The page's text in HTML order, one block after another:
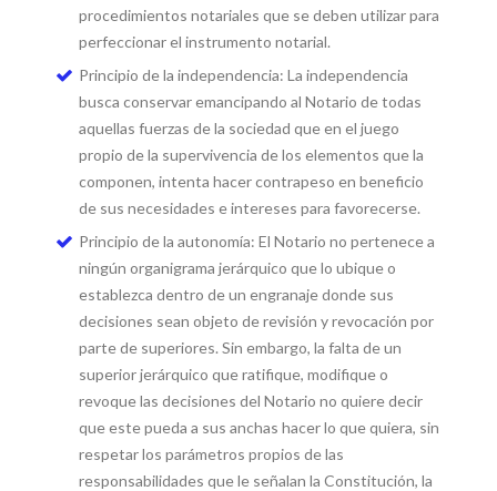
procedimientos notariales que se deben utilizar para
perfeccionar el instrumento notarial.
Principio de la independencia: La independencia
busca conservar emancipando al Notario de todas
aquellas fuerzas de la sociedad que en el juego
propio de la supervivencia de los elementos que la
componen, intenta hacer contrapeso en beneficio
de sus necesidades e intereses para favorecerse.
Principio de la autonomía: El Notario no pertenece a
ningún organigrama jerárquico que lo ubique o
establezca dentro de un engranaje donde sus
decisiones sean objeto de revisión y revocación por
parte de superiores. Sin embargo, la falta de un
superior jerárquico que ratifique, modifique o
revoque las decisiones del Notario no quiere decir
que este pueda a sus anchas hacer lo que quiera, sin
respetar los parámetros propios de las
responsabilidades que le señalan la Constitución, la